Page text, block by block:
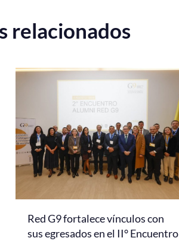
relacionados
Red G9 fortalece vínculos con
sus egresados en el II° Encuentro